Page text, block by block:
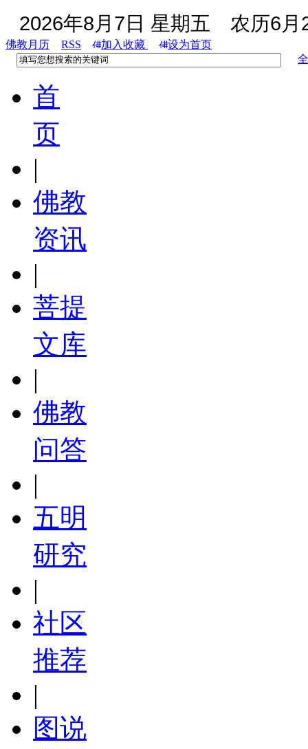
2026年8月7日 星期五 农历6月
佛教月历 RSS 加入收藏
设为首页
首
页
|
佛教
资讯
|
菩提
文库
|
佛教
问答
|
五明
研究
|
社区
推荐
|
图说